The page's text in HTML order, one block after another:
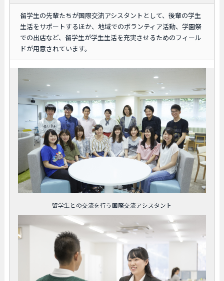
留学生の先輩たちが国際交流アシスタントとして、後輩の学生
生活をサポートするほか、地域でのボランティア活動、学園祭
での出店など、留学生が学生生活を充実させるためのフィール
ドが用意されています。
留学生との交流を行う国際交流アシスタント